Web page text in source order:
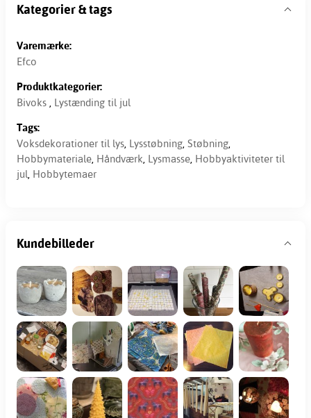
Kategorier & tags
Varemærke:
Efco
Produktkategorier:
Bivoks , Lystænding til jul
Tags:
Voksdekorationer til lys, Lysstøbning, Støbning,
Hobbymateriale, Håndværk, Lysmasse, Hobbyaktiviteter til
jul, Hobbytemaer
Kundebilleder